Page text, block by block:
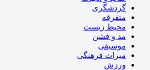
گردشگری
متفرقه
محیط زیست
مد و فشن
موسیقی
میراث فرهنگی
ورزش